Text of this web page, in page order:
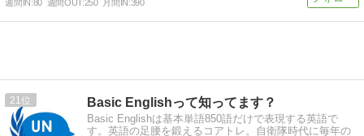
週間IN:80 週間OUT:250 月間IN:390
21 Basic Englishって知ってます？
Basic Englishは基本単語850語だけで表現する英語で
す。英語の足腰を鍛えるコアトレ。自衛隊時代に毎年の